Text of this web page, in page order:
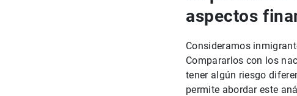
aspectos
Consideramos
Compararlos con los
tener algún riesgo
permite abordar este